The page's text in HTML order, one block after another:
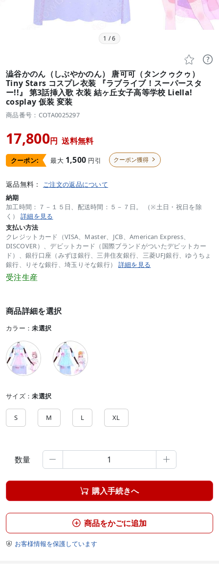
1 /6
 
澁谷かのん（しぶやかのん） 唐可可（タンクゥクゥ）
Tiny Stars コスプレ衣装 『ラブライブ！スーパースタ
ー!!』 第3話挿入歌 衣装 結ヶ丘女子高等学校 Liella!
cosplay 仮装 変装
商品番号：COTA0025297
17,800円 送料無料
クーポン: 最大 1,500 円引 クーポン獲得 
返品無料： ご注文の返品について
納期
加工時間：７－１５日、配送時間：５－７日。 （※土日・祝日を除
く） 詳細を見る
支払い方法
クレジットカード（VISA、Master、JCB、American Express、
DISCOVER）、デビットカード（国際ブランドがついたデビットカー
ド）、銀行口座（みずほ銀行、三井住友銀行、三菱UFJ銀行、ゆうちょ
銀行、りそな銀行、埼玉りそな銀行） 詳細を見る
受注生産
商品詳細を選択
カラー：未選択
サイズ：未選択
S M L XL
数量  
 購入手続きへ
 商品をかごに追加
 お客様情報を保護しています